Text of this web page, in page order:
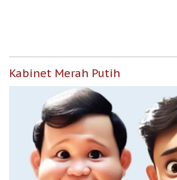
Kabinet Merah Putih